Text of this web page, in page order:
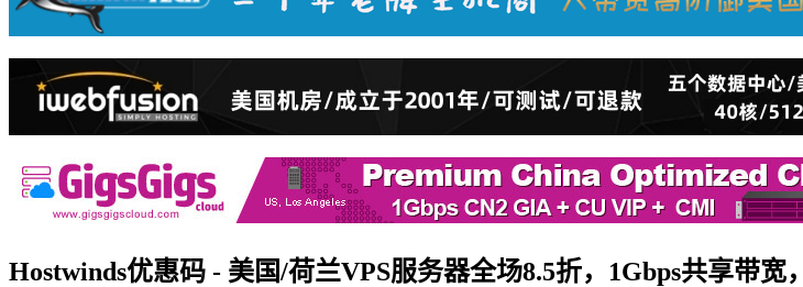
Hostwinds优惠码 - 美国/荷兰VPS服务器全场8.5折，1Gbps共享带宽